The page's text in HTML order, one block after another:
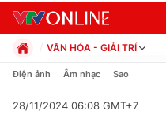
VĂN HÓA - GIẢI TRÍ
Chính trị
Pháp luật
Điện ảnh Âm nhạc Sao
28/11/2024 06:08 GMT+7